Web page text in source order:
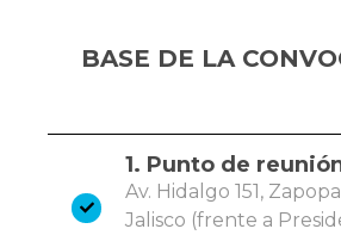
BASE DE LA
1. Punto de
Av. Hidalgo 151,
Jalisco (frente a